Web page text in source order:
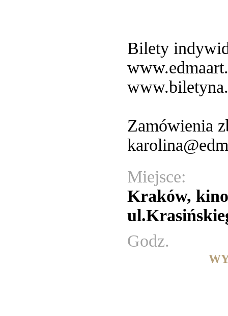
Bilety
Zamówienia
Miejsce:
Kraków,
Godz.